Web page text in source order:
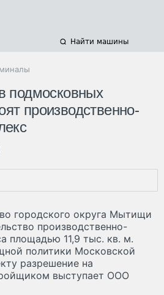
Найти машины
подмосковных
производственно-
городского округа Мытищи
производственно-
площадью 11,9 тыс. кв. м.
политики Московской
разрешение на
выступает ООО